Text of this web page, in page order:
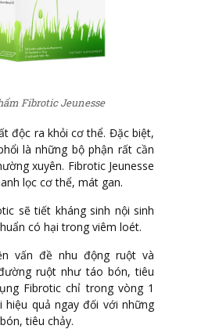
Fibrotic Jeunesse
độc ra khỏi cơ thể. Đặc biệt,
là những bộ phận rất cần
xuyên. Fibrotic Jeunesse
lọc cơ thể, mát gan.
sẽ tiết kháng sinh nội sinh
có hại trong viêm loét.
vấn đề nhu động ruột và
ruột như táo bón, tiêu
Fibrotic chỉ trong vòng 1
hiệu quả ngay đối với những
tiêu chảy.